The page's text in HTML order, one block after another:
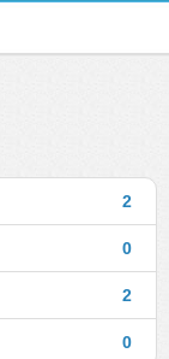
2
0
2
0